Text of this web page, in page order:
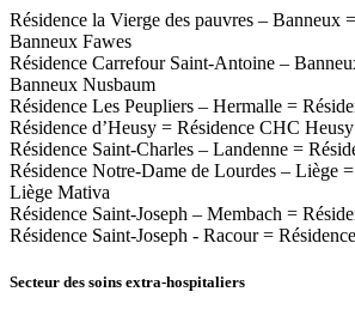
Résidence la Vierge des pauvres – Banneux
Banneux Fawes
Résidence Carrefour Saint-Antoine –
Banneux Nusbaum
Résidence Les Peupliers – Hermalle =
Résidence d’Heusy = Résidence CHC Heusy
Résidence Saint-Charles – Landenne =
Résidence Notre-Dame de Lourdes – Liège
Liège Mativa
Résidence Saint-Joseph – Membach =
Résidence Saint-Joseph - Racour =
Secteur des soins extra-hospitaliers